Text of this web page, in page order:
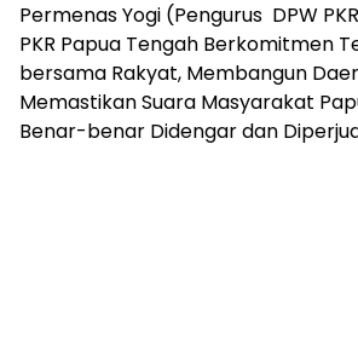
Permenas Yogi (Pengurus DPW
PKR Papua Tengah Berkomitmen
bersama Rakyat, Membangun
Memastikan Suara Masyarakat
Benar-benar Didengar dan